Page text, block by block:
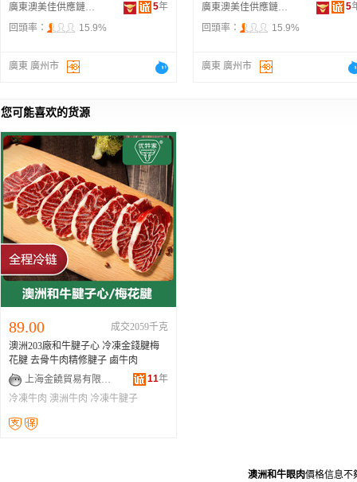
廣東澳美佳供應鏈管理有限公司
5年
回頭率：
15.9%
廣東 廣州市
廣東澳美佳供應鏈管理有限公司
5
回頭率：
15.9%
廣東 廣州市
您可能喜欢的货源
89.00
成交2059千克
澳洲203廠和牛腱子心 冷凍金錢腱梅
花腱 去骨牛肉精修腱子 鹵牛肉
上海金饒貿易有限公司
11年
冷凍牛肉 澳洲牛肉 冷凍牛腱子
澳洲和牛眼肉價格信息不